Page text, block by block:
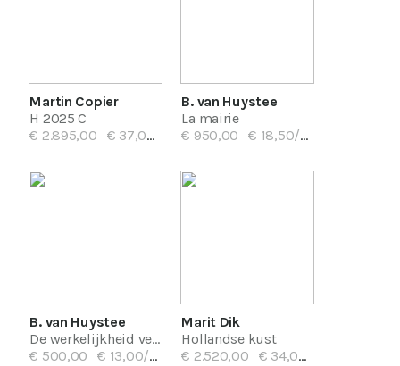
Martin Copier
H 2025 C
€ 2.895,00
€ 37,00/mnd
B. van Huystee
La mairie
€ 950,00
€ 18,50/mnd
B. van Huystee
De werkelijkheid verveemd
€ 500,00
€ 13,00/mnd
Marit Dik
Hollandse kust
€ 2.520,00
€ 34,00/mnd